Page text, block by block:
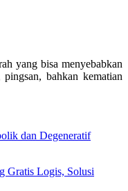
yang bisa menyebabkan
bahkan kematian
dan Degeneratif
Gratis Logis, Solusi